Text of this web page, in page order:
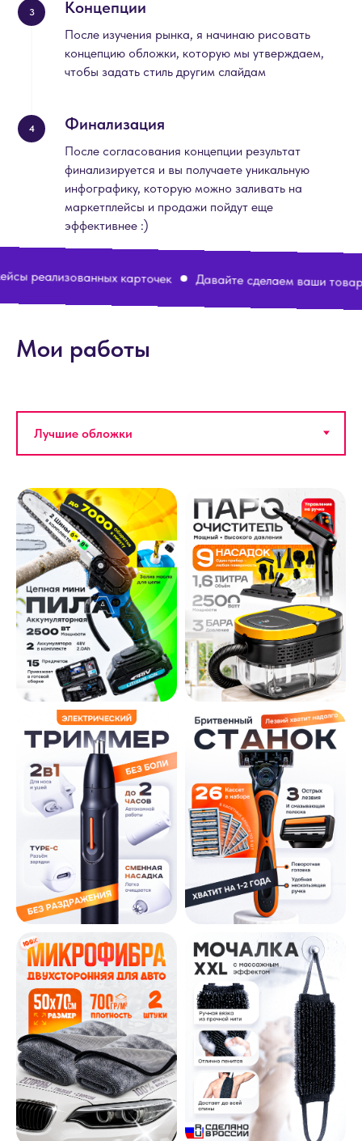
3 Концепции
После изучения рынка, я начинаю рисовать
концепцию обложки, которую мы утверждаем,
чтобы задать стиль другим слайдам
4 Финализация
После согласования концепции результат
финализируется и вы получаете уникальную
инфографику, которую можно заливать на
маркетплейсы и продажи пойдут еще
эффективнее :)
ваши товары желанными Портфолио работ Тут
Мои работы